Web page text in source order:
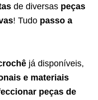
de diversas peças
! Tudo passo a
já disponíveis,
e materiais
peças de